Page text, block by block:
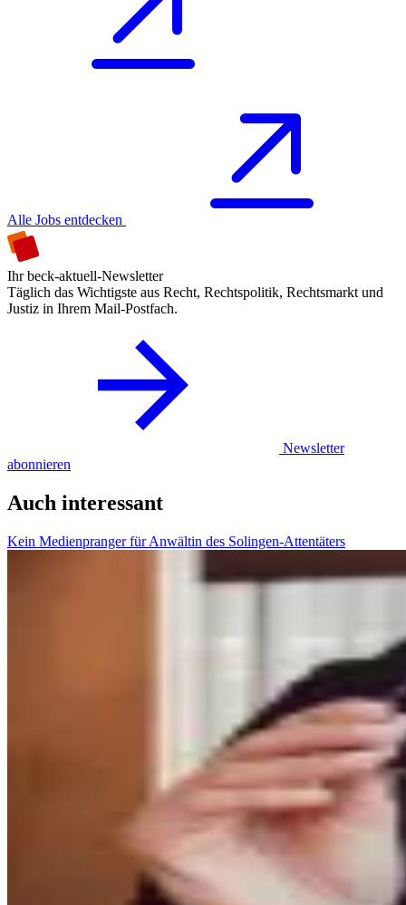
Alle Jobs entdecken
Ihr beck-aktuell-Newsletter
Täglich das Wichtigste aus Recht, Rechtspolitik, Rechtsmarkt und
Justiz in Ihrem Mail-Postfach.
Newsletter
abonnieren
Auch interessant
Kein Medienpranger für Anwältin des Solingen-Attentäters